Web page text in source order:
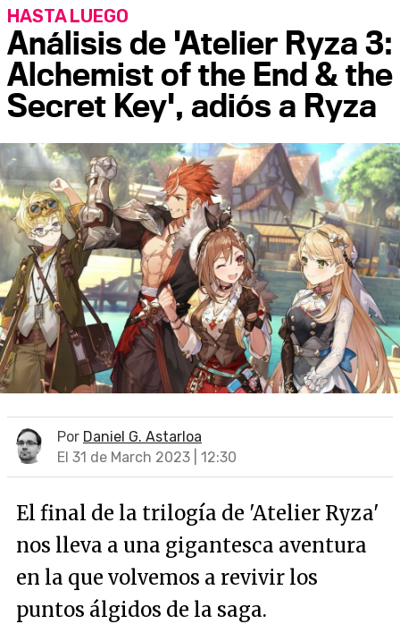
Análisis de 'Atelier Ryza 3:
Alchemist of the End & the
Secret Key', adiós a Ryza
HASTA LUEGO
Por Daniel G. Astarloa
El 31 de March 2023 | 12:30
El final de la trilogía de 'Atelier Ryza'
nos lleva a una gigantesca aventura
en la que volvemos a revivir los
puntos álgidos de la saga.